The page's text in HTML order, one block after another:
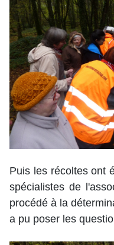
Puis les récoltes ont
spécialistes de
procédé à la
a pu poser les